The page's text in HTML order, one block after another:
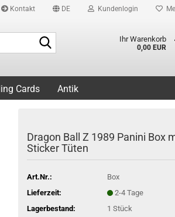
Kontakt DE Kundenlogin
Ihr Warenkorb
0,00 EUR
Cards Antik
Dragon Ball Z 1989 Panini Box
Sticker Tüten
Art.Nr.:
Box
Lieferzeit:
2-4 Tage
Lagerbestand:
1 Stück